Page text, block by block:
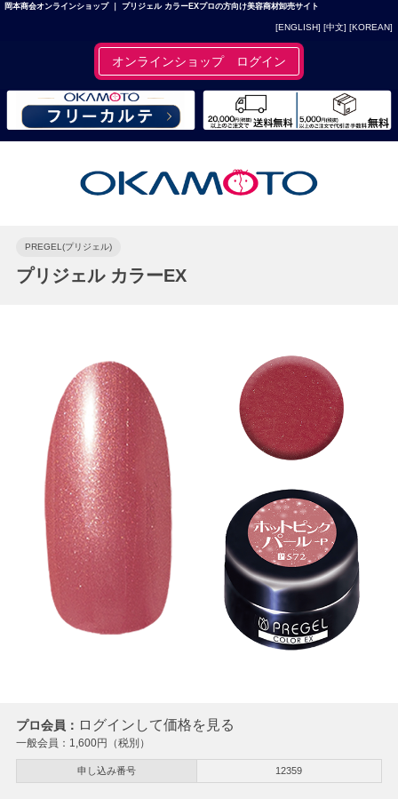
岡本商会オンラインショップ ｜ プリジェル カラーEXプロの方向け美容商材卸売サイト
[ENGLISH] [中文] [KOREAN]
オンラインショップ ログイン
PREGEL(プリジェル)
プリジェル カラーEX
プロ会員： ログインして価格を見る
一般会員： 1,600円（税別）
申し込み番号 12359